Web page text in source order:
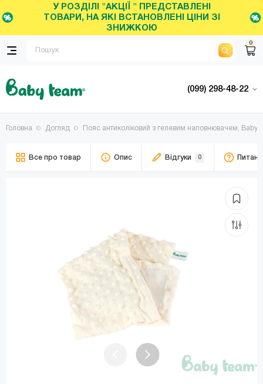
У РОЗДІЛІ "АКЦІЇ " ПРЕДСТАВЛЕНІ
ТОВАРИ, НА ЯКІ ВСТАНОВЛЕНІ ЦІНИ ЗІ
ЗНИЖКОЮ
0
(099) 298-48-22
Головна Догляд Пояс антиколіковий з гелевим наповнювачем, Baby
Все про товар Опис Відгуки 0